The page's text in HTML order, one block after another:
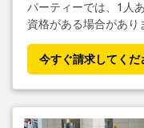
パーティーでは、1人
資格がある場合があり
今すぐ請求してくだ